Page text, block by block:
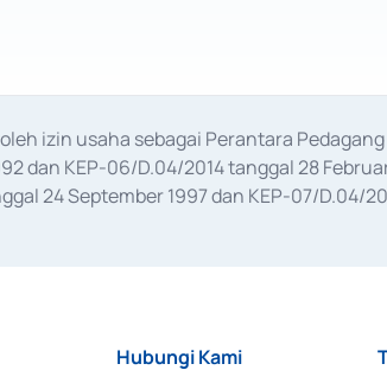
izin usaha sebagai Perantara
dan KEP-06/D.04/2014 tanggal 28
24 September 1997 dan KEP-07/
Hubungi Kami